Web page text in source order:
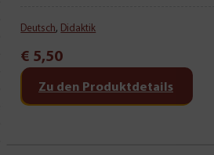
Deutsch, Didaktik
€ 5,50
Zu den Produktdetails